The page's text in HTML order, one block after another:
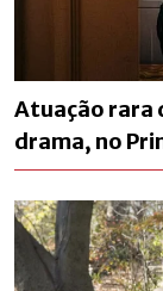
Atuação rara
drama, no